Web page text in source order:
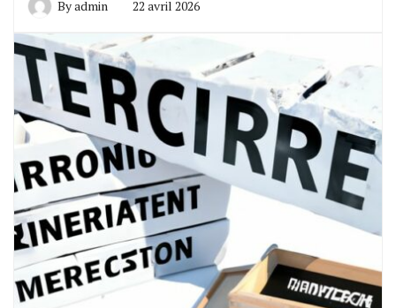
Byadmin 22 avril 2026